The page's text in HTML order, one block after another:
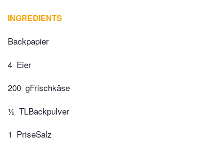
INGREDIENTS
Backpapier
4 Eier
200 gFrischkäse
½ TLBackpulver
1 PriseSalz